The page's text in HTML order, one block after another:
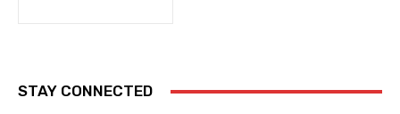
STAY CONNECTED